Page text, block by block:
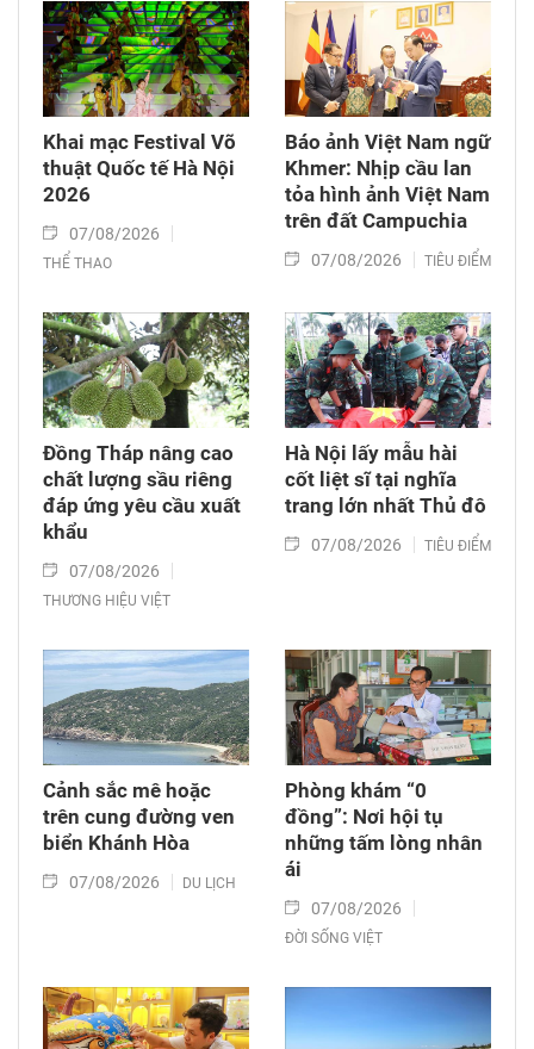
Khai mạc Festival Võ
thuật Quốc tế Hà Nội
2026
07/08/2026
THỂ THAO
Báo ảnh Việt Nam ngữ
Khmer: Nhịp cầu lan
tỏa hình ảnh Việt Nam
trên đất Campuchia
07/08/2026 TIÊU ĐIỂM
Đồng Tháp nâng cao
chất lượng sầu riêng
đáp ứng yêu cầu xuất
khẩu
07/08/2026
THƯƠNG HIỆU VIỆT
Hà Nội lấy mẫu hài
cốt liệt sĩ tại nghĩa
trang lớn nhất Thủ đô
07/08/2026 TIÊU ĐIỂM
Cảnh sắc mê hoặc
trên cung đường ven
biển Khánh Hòa
07/08/2026 DU LỊCH
Phòng khám “0
đồng”: Nơi hội tụ
những tấm lòng nhân
ái
07/08/2026
ĐỜI SỐNG VIỆT